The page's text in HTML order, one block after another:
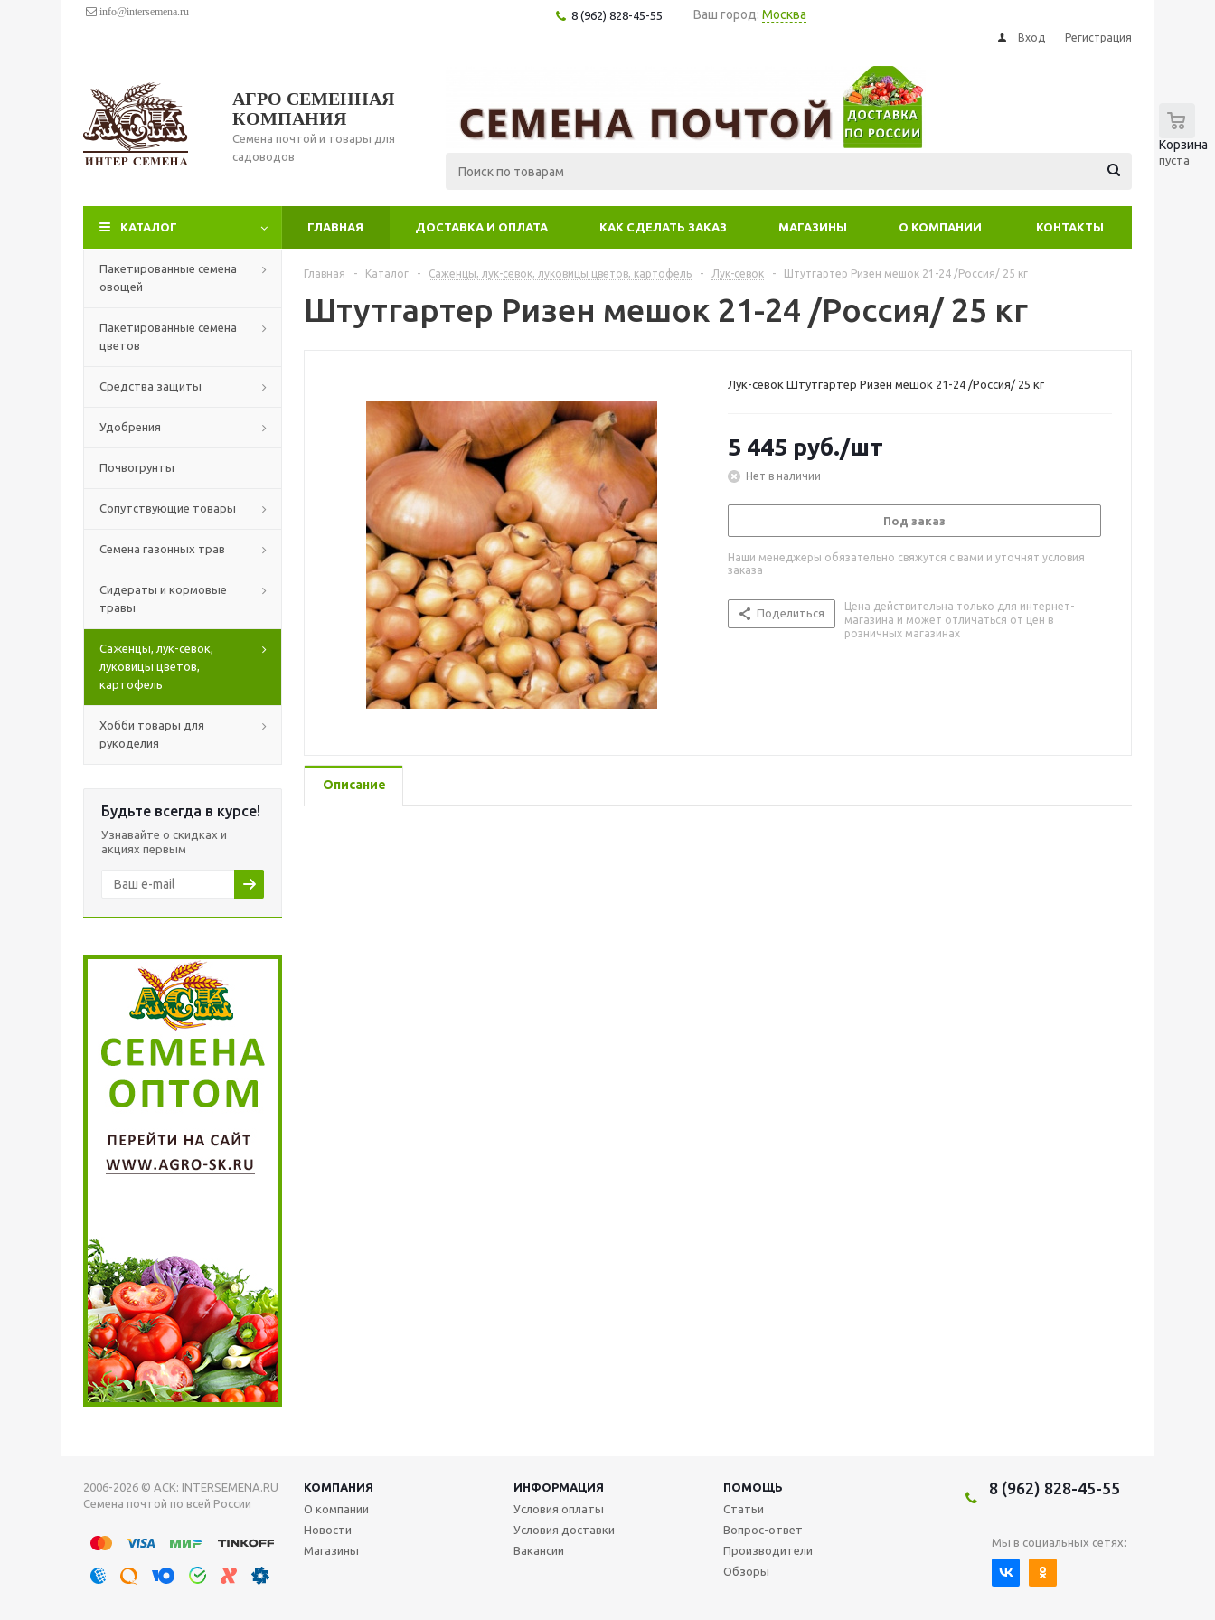
info@intersemena.ru 8 (962) 828-45-55 Ваш город: Москва
Вход Регистрация
АГРО СЕМЕННАЯ
КОМПАНИЯ
Семена почтой и товары для
садоводов
Корзина
пуста
КАТАЛОГ ГЛАВНАЯ ДОСТАВКА И ОПЛАТА КАК СДЕЛАТЬ ЗАКАЗ МАГАЗИНЫ О КОМПАНИИ КОНТАКТЫ
Пакетированные семена
овощей
Пакетированные семена
цветов
Средства защиты
Удобрения
Почвогрунты
Сопутствующие товары
Семена газонных трав
Сидераты и кормовые
травы
Саженцы, лук-севок,
луковицы цветов,
картофель
Хобби товары для
рукоделия
Будьте всегда в курсе!
Узнавайте о скидках и
акциях первым
Главная - Каталог - Саженцы, лук-севок, луковицы цветов, картофель - Лук-севок - Штутгартер Ризен мешок 21-24 /Россия/ 25 кг
Штутгартер Ризен мешок 21-24 /Россия/ 25 кг
Лук-севок Штутгартер Ризен мешок 21-24 /Россия/ 25 кг
5 445 руб./шт
Нет в наличии
Под заказ
Наши менеджеры обязательно свяжутся с вами и уточнят условия
заказа
Поделиться
Цена действительна только для интернет-
магазина и может отличаться от цен в
розничных магазинах
Описание
2006-2026 © АСК: INTERSEMENA.RU
Семена почтой по всей России
КОМПАНИЯ ИНФОРМАЦИЯ
ПОМОЩЬ
О компании
Новости
Магазины
Условия оплаты
Условия доставки
Вакансии
Статьи
Вопрос-ответ
Производители
Обзоры
8 (962) 828-45-55
Мы в социальных сетях: